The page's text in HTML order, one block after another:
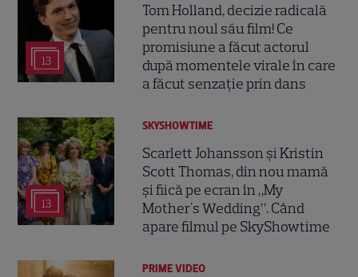
13
Tom Holland, decizie radicală
pentru noul său film! Ce
promisiune a făcut actorul
după momentele virale în care
a făcut senzație prin dans
13
SKYSHOWTIME
Scarlett Johansson și Kristin
Scott Thomas, din nou mamă
și fiică pe ecran în „My
Mother's Wedding”. Când
apare filmul pe SkyShowtime
PRIME VIDEO